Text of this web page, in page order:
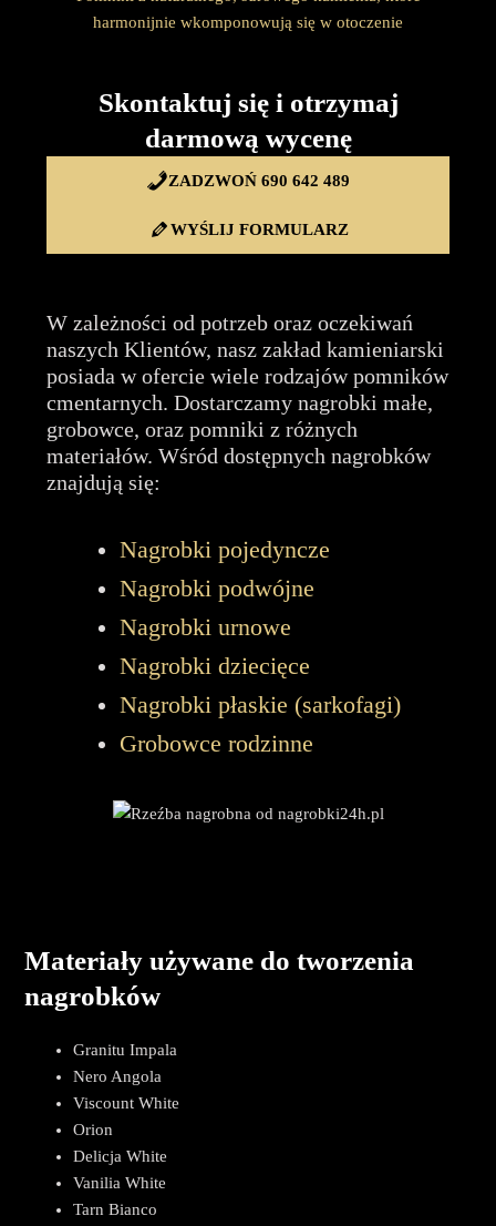
harmonijnie wkomponowują się w otoczenie
Skontaktuj się i otrzymaj
darmową wycenę
ZADZWOŃ 690 642 489
WYŚLIJ FORMULARZ
W zależności od potrzeb oraz oczekiwań
naszych Klientów, nasz zakład kamieniarski
posiada w ofercie wiele rodzajów pomników
cmentarnych. Dostarczamy nagrobki małe,
grobowce, oraz pomniki z różnych
materiałów. Wśród dostępnych nagrobków
znajdują się:
Nagrobki pojedyncze
Nagrobki podwójne
Nagrobki urnowe
Nagrobki dziecięce
Nagrobki płaskie (sarkofagi)
Grobowce rodzinne
Materiały używane do tworzenia
nagrobków
Granitu Impala
Nero Angola
Viscount White
Orion
Delicja White
Vanilia White
Tarn Bianco